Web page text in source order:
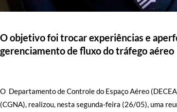
O objetivo foi trocar experiências e
gerenciamento de fluxo do tráfego aéreo
O Departamento de Controle do Espaço Aéreo
(CGNA), realizou, nesta segunda-feira (26/05), uma